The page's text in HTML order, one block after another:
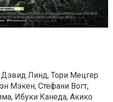
Линд, Тори Мецгер
Мэкен, Стефани Вогт,
Ибуки Канеда, Акико